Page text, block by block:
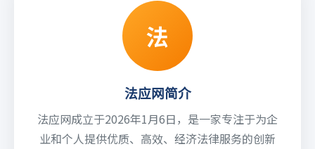
法
法应网简介
法应网成立于2026年1月6日，是一家专注于为企
业和个人提供优质、高效、经济法律服务的创新